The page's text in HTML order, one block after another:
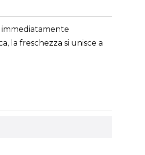
immediatamente
la freschezza si unisce a